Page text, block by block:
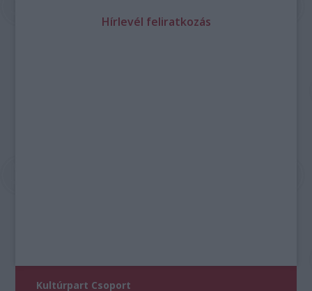
Hírlevél feliratkozás
Kultúrpart Csoport